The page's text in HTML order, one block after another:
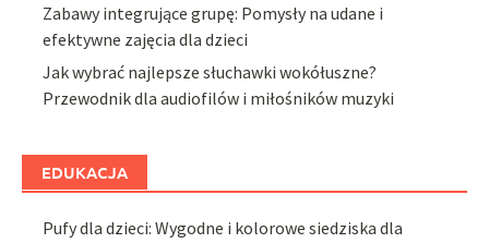
Zabawy integrujące grupę: Pomysły na udane i
efektywne zajęcia dla dzieci
Jak wybrać najlepsze słuchawki wokółuszne?
Przewodnik dla audiofilów i miłośników muzyki
EDUKACJA
Pufy dla dzieci: Wygodne i kolorowe siedziska dla